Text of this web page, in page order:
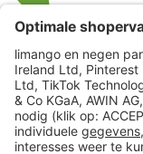
limango
Veilig winkelen
Klantenservice